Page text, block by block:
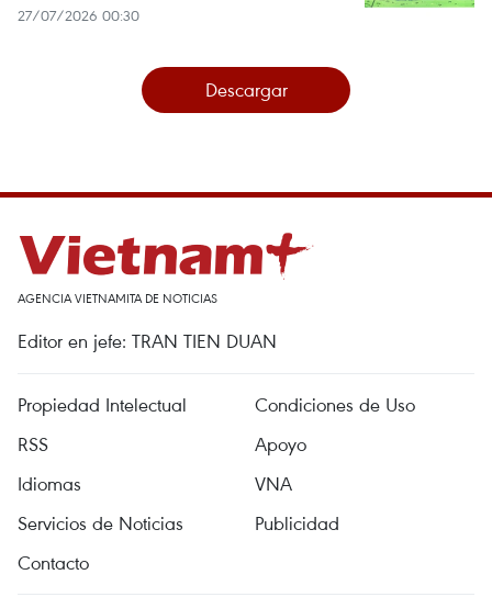
27/07/2026 00:30
Descargar
AGENCIA VIETNAMITA DE NOTICIAS
Editor en jefe: TRAN TIEN DUAN
Propiedad Intelectual
Condiciones de Uso
RSS
Apoyo
Idiomas
VNA
Servicios de Noticias
Publicidad
Contacto